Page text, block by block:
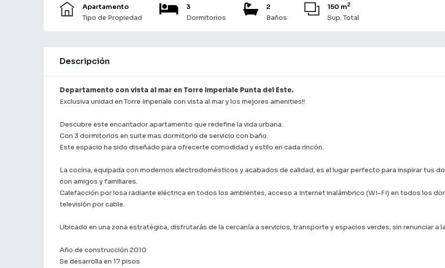
Apartamento
Tipo de Propiedad
3
Dormitorios
2
Baños
150 m2
Sup. Total
Descripción
Departamento con vista al mar en Torre Imperiale Punta del Este.
Exclusiva unidad en Torre Imperiale con vista al mar y los mejores amenities!!
Descubre este encantador apartamento que redefine la vida urbana.
Con 3 dormitorios en suite mas dormitorio de servicio con baño.
Este espacio ha sido diseñado para ofrecerte comodidad y estilo en cada rincón.
La cocina, equipada con modernos electrodomésticos y acabados de calidad, es el lugar perfecto para inspirar tus
con amigos y familiares.
Calefacción por losa radiante eléctrica en todos los ambientes, acceso a Internet inalámbrico (WI-FI) en todos los
televisión por cable.
Ubicado en una zona estratégica, disfrutarás de la cercanía a servicios, transporte y espacios verdes, sin renunciar a
Año de construcción 2010
Se desarrolla en 17 pisos